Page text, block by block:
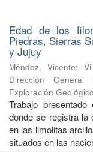
Edad de los
Piedras, Sierras
y Jujuy
Méndez, Vicente;
Dirección
Exploración
Trabajo
donde se registra la
en las limolitas
situados en las